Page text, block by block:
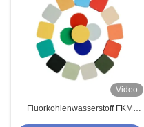
Video
Fluorkohlenwasserstoff FKM